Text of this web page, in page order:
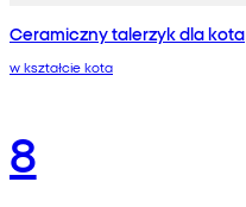
Ceramiczny talerzyk dla kota
w kształcie kota
8